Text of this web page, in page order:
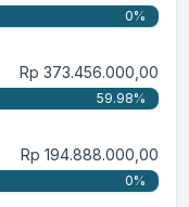
0%
Rp 373.456.000,00
59.98%
Rp 194.888.000,00
0%